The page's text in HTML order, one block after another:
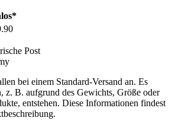
bei einem Standard-Versand an. Es
z. B. aufgrund des Gewichts, Größe oder
entstehen. Diese Informationen findest